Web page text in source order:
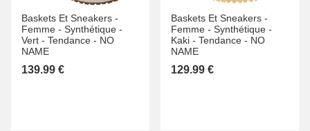
Baskets Et Sneakers -
Femme - Synthétique -
Vert - Tendance - NO
NAME
139.99 €
Baskets Et Sneakers -
Femme - Synthétique -
Kaki - Tendance - NO
NAME
129.99 €